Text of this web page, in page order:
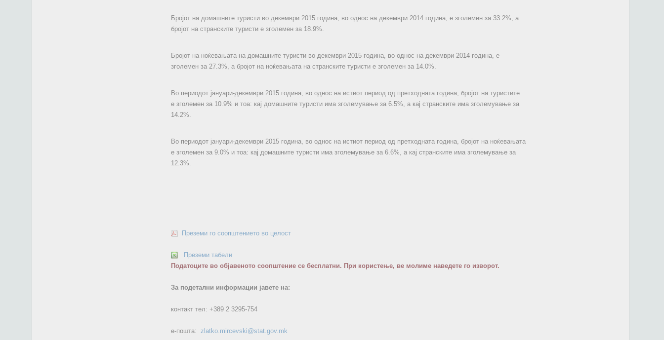
Бројот на домашните туристи во декември 2015 година, во однос на декември 2014 година, е зголемен за 33.2%, а
бројот на странските туристи е зголемен за 18.9%.
Бројот на ноќевањата на домашните туристи во декември 2015 година, во однос на декември 2014 година, е
зголемен за 27.3%, а бројот на ноќевањата на странските туристи е зголемен за 14.0%.
Во периодот јануари-декември 2015 година, во однос на истиот период од претходната година, бројот на туристите
е зголемен за 10.9% и тоа: кај домашните туристи има зголемување за 6.5%, а кај странските има зголемување за
14.2%.
Во периодот јануари-декември 2015 година, во однос на истиот период од претходната година, бројот на ноќевањата
е зголемен за 9.0% и тоа: кај домашните туристи има зголемување за 6.6%, а кај странските има зголемување за
12.3%.
Преземи го соопштението во целост
Преземи табели
Податоците во објавеното соопштение се бесплатни. При користење, ве молиме наведете го изворот.
За подетални информации јавете на:
контакт тел: +389 2 3295-754
е-пошта: zlatko.mircevski@stat.gov.mk